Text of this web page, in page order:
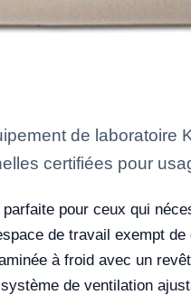
de laboratoire
certifiées pour
pour ceux qui
de travail exempt
à froid avec un
de ventilation